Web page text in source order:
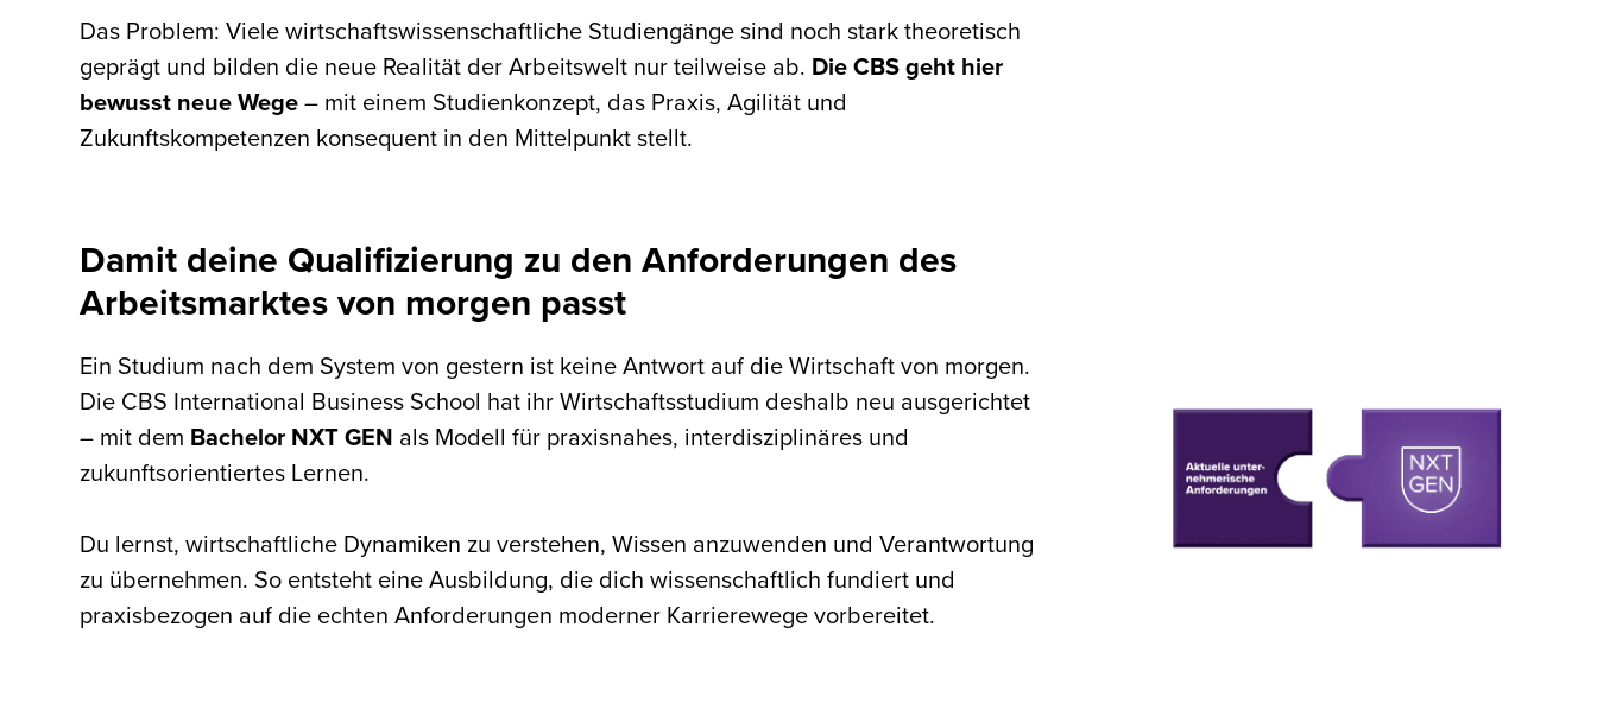
Das Problem: Viele wirtschaftswissenschaftliche Studiengänge sind noch stark theoretisch
geprägt und bilden die neue Realität der Arbeitswelt nur teilweise ab. Die CBS geht hier
bewusst neue Wege – mit einem Studienkonzept, das Praxis, Agilität und
Zukunftskompetenzen konsequent in den Mittelpunkt stellt.
Damit deine Qualifizierung zu den Anforderungen des
Arbeitsmarktes von morgen passt
Ein Studium nach dem System von gestern ist keine Antwort auf die Wirtschaft von morgen.
Die CBS International Business School hat ihr Wirtschaftsstudium deshalb neu ausgerichtet
– mit dem Bachelor NXT GEN als Modell für praxisnahes, interdisziplinäres und
zukunftsorientiertes Lernen.
Du lernst, wirtschaftliche Dynamiken zu verstehen, Wissen anzuwenden und Verantwortung
zu übernehmen. So entsteht eine Ausbildung, die dich wissenschaftlich fundiert und
praxisbezogen auf die echten Anforderungen moderner Karrierewege vorbereitet.